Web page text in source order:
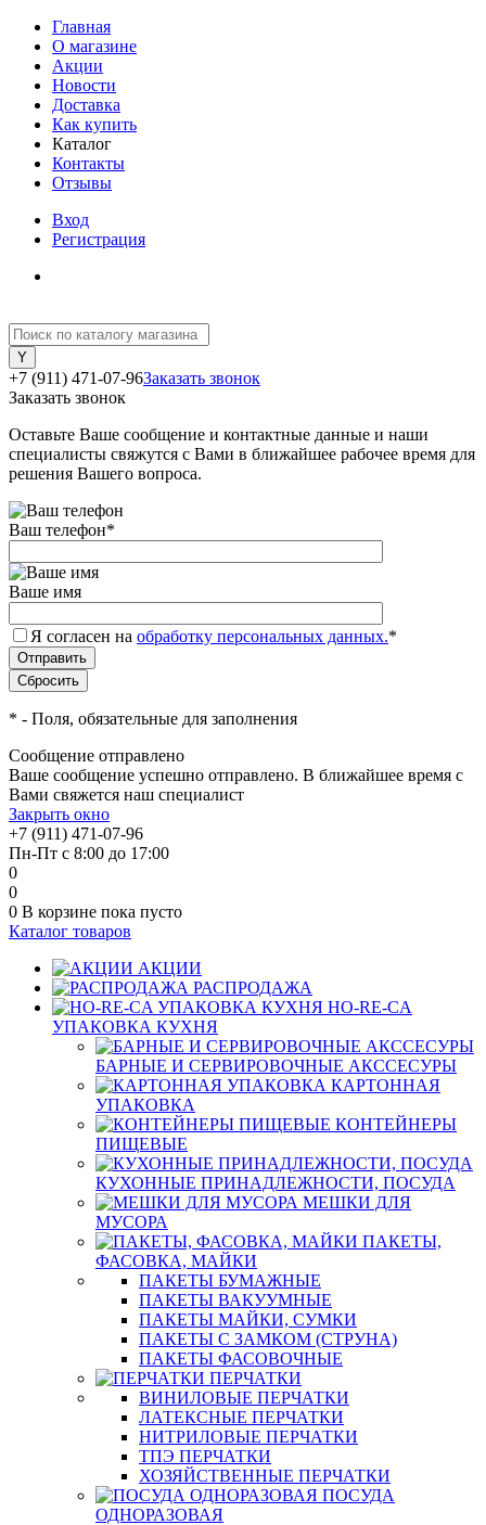
Главная
О магазине
Акции
Новости
Доставка
Как купить
Каталог
Контакты
Отзывы
Вход
Регистрация
+7 (911) 471-07-96Заказать звонок
Заказать звонок
Оставьте Ваше сообщение и контактные данные и наши
специалисты свяжутся с Вами в ближайшее рабочее время для
решения Вашего вопроса.
Ваш телефон*
Ваше имя
Я согласен на обработку персональных данных.*
* - Поля, обязательные для заполнения
Сообщение отправлено
Ваше сообщение успешно отправлено. В ближайшее время с
Вами свяжется наш специалист
Закрыть окно
+7 (911) 471-07-96
Пн-Пт с 8:00 до 17:00
0
0
0 В корзине пока пусто
Каталог товаров
АКЦИИ
РАСПРОДАЖА
HO-RE-CA
УПАКОВКА КУХНЯ
БАРНЫЕ И СЕРВИРОВОЧНЫЕ АКССЕСУРЫ
КАРТОННАЯ
УПАКОВКА
КОНТЕЙНЕРЫ
ПИЩЕВЫЕ
КУХОННЫЕ ПРИНАДЛЕЖНОСТИ, ПОСУДА
МЕШКИ ДЛЯ
МУСОРА
ПАКЕТЫ,
ФАСОВКА, МАЙКИ
ПАКЕТЫ БУМАЖНЫЕ
ПАКЕТЫ ВАКУУМНЫЕ
ПАКЕТЫ МАЙКИ, СУМКИ
ПАКЕТЫ С ЗАМКОМ (СТРУНА)
ПАКЕТЫ ФАСОВОЧНЫЕ
ПЕРЧАТКИ
ВИНИЛОВЫЕ ПЕРЧАТКИ
ЛАТЕКСНЫЕ ПЕРЧАТКИ
НИТРИЛОВЫЕ ПЕРЧАТКИ
ТПЭ ПЕРЧАТКИ
ХОЗЯЙСТВЕННЫЕ ПЕРЧАТКИ
ПОСУДА
ОДНОРАЗОВАЯ